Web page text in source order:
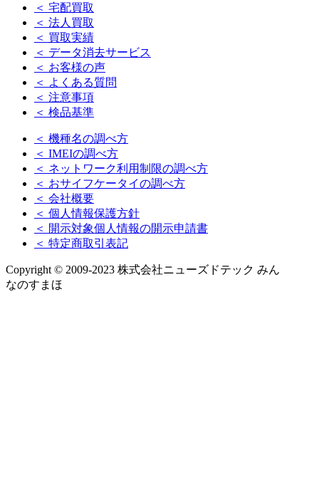
＜ 宅配買取
＜ 法人買取
＜ 買取実績
＜ データ消去サービス
＜ お客様の声
＜ よくある質問
＜ 注意事項
＜ 検品基準
＜ 機種名の調べ方
＜ IMEIの調べ方
＜ ネットワーク利用制限の調べ方
＜ おサイフケータイの調べ方
＜ 会社概要
＜ 個人情報保護方針
＜ 開示対象個人情報の開示申請書
＜ 特定商取引表記
Copyright © 2009-2023 株式会社ニューズドテック みん
なのすまほ